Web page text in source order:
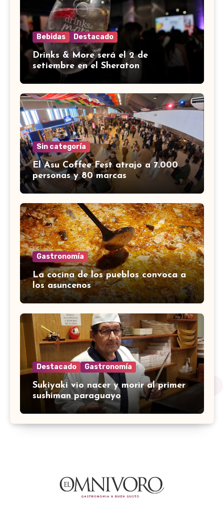
Bebidas Destacado
Drinks & More será el 2 de
setiembre en el Sheraton
Sin categoría
El Asu Coffee Fest atrajo a 7.000
personas y 80 marcas
Gastronomía
La cocina de los pueblos convoca a
los asuncenos
Destacado Gastronomía
Sukiyaki vio nacer y morir al primer
sushiman paraguayo